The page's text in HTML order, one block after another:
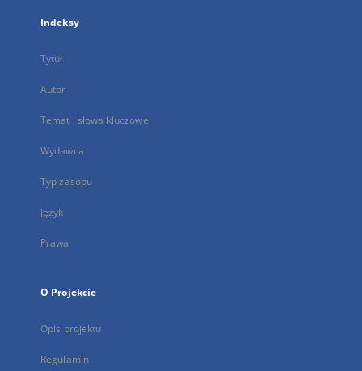
Indeksy
Tytuł
Autor
Temat i słowa kluczowe
Wydawca
Typ zasobu
Język
Prawa
O Projekcie
Opis projektu
Regulamin